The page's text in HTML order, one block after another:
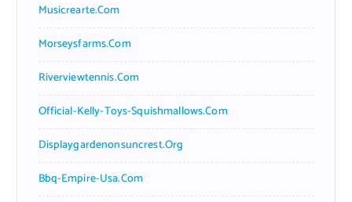
Musicrearte.com
Morseysfarms.com
Riverviewtennis.com
Official-Kelly-Toys-Squishmallows.com
Displaygardenonsuncrest.org
Bbq-Empire-Usa.com